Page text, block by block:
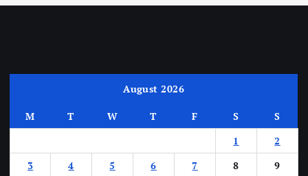
August 2026
M T W T F S
S
1
2
3
4 5 6 7 8
9